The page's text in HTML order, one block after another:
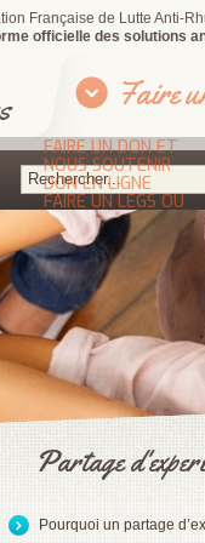
Française de Lutte Anti-
officielle des solutions
Faire
FAIRE UN DON ET
NOUS SOUTENIR
DON EN LIGNE
FAIRE UN LEGS OU
UNE DONATION
POURQUOI FAIRE UN
DON OU UN LEGS ?
DEVENIR BÉNÉVOLE
Partage
Pourquoi un partage